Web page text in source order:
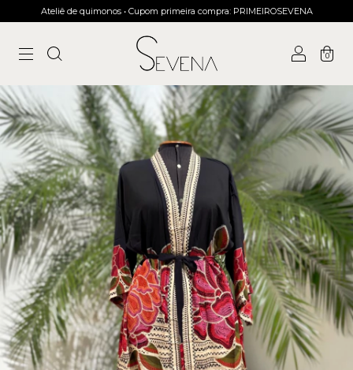
Ateliê de quimonos • Cupom primeira compra: PRIMEIROSEVENA
0